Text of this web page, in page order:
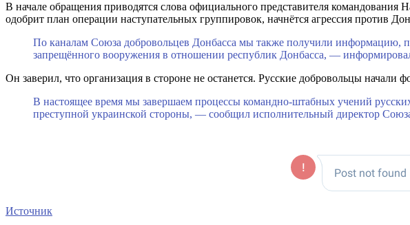
В начале обращения приводятся слова официального представителя
одобрит план операции наступательных группировок, начнётся агрессия против
По каналам Союза добровольцев Донбасса мы также получили
запрещённого вооружения в отношении республик Донбасса, —
Он заверил, что организация в стороне не останется. Русские добровольцы начали
В настоящее время мы завершаем процессы командно-штабных учений
преступной украинской стороны, — сообщил исполнительный директор
Источник